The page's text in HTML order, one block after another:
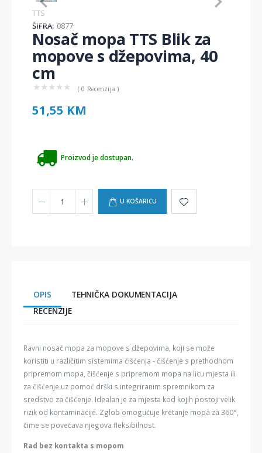
Item
1
of
1
TTS
ŠIFRA: 0877
Nosač mopa TTS Blik za
mopove s džepovima, 40
cm
★ ★ ★ ★ ★ ( 0 Recenzija )
51,55 KM
Proizvod je dostupan.
U KOŠARICU
OPIS
TEHNIČKA DOKUMENTACIJA
RECENZIJE
Ravni nosač mopa za mopove s džepovima, koji se može
koristiti u različitim sistemima čišćenja - čišćenje s prethodnom
pripremom mopa, čišćenje s pripremom mopa na licu mjesta ili
za čišćenje uz pomoć drški s integriranim spremnikom za
sredstvo za čišćenje. Idealan je za mjesta kod kojih postoji velik
rizik od kontaminacije. Zglob omogućuje kretanje mopa za 360°,
čime se povećava njegova fleksibilnost.
Rad bez kontakta s mopom